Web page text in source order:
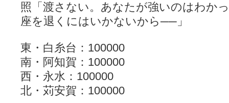
照「渡さない。あなたが強いのはわか
座を退くにはいかないから──」
東・白糸台：100000
南・阿知賀：100000
西・永水：100000
北・苅安賀：100000